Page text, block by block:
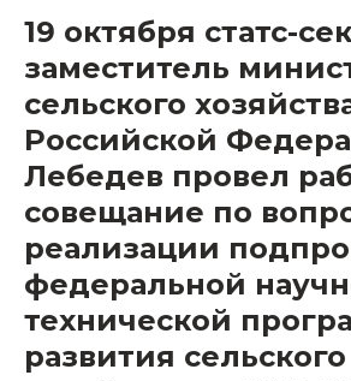
19 октября статс-
заместитель
сельского
Российской
Лебедев провел
совещание по
реализации
федеральной
технической
развития сельского